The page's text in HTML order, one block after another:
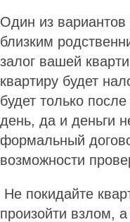
Один из вариантов
близким
залог вашей
квартиру будет
будет только
день, да и деньги
формальный
возможности
Не покидайте
произойти взлом,